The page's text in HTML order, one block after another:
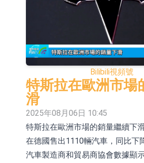
團(02215.HK)跌35.71%
統工程股權
敏捷控股(00186.HK)
地緯智能：暫未開展
嘉立創：公司主要提
PCB、電子元器件等
鏈一站式研發智造服務
工信部：鼓勵民爆企
重組整合
工信部：到2030年形
強國際運營能力的大
因美納：首批由中國
產的本土化產品完成客
魯陽節能：公司汽車襯
E2K、HBD系列產品
日韓股市收盤雙雙下挫
北京君正：預計後續
Bilibili視頻號
特斯拉在歐洲市場
滑
2025年08月06日 10:45
特斯拉在歐洲市場的銷量繼續下
在德國售出1110輛汽車，同比下
汽車製造商和貿易商協會數據顯